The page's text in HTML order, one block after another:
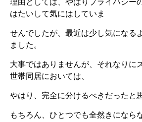
理由としては、やはりプライバシー
はたいして気にはしていま
せんでしたが、最近は少し気になる
ました。
大事ではありませんが、それなりに
世帯同居においては、
やはり、完全に分けるべきだったと
もちろん、ひとつでも全然きになら